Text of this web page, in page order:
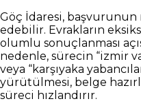
Göç İdaresi,
edebilir. Evrakların
olumlu sonuçlanması
nedenle, sürecin “izmir
veya “karşıyaka
yürütülmesi, belge
süreci hızlandırır.